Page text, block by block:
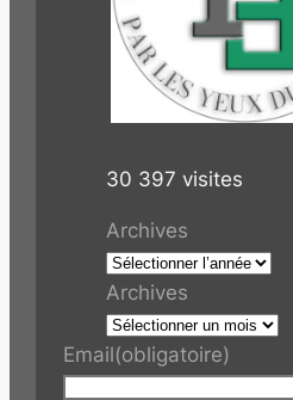
30 397 visites
Archives
Archives
Email(obligatoire)